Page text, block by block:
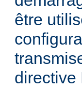
être
directive